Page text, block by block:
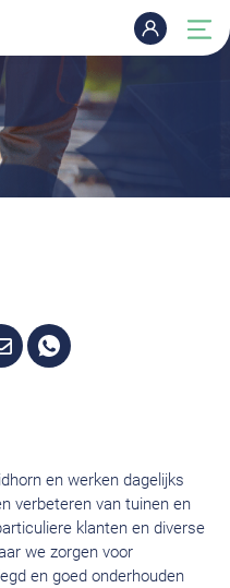
en werken dagelijks
verbeteren van tuinen en
klanten en diverse
we zorgen voor
en goed onderhouden